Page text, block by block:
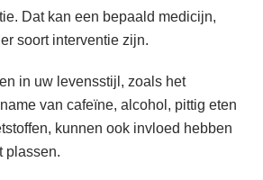
Dat kan een bepaald medicijn,
soort interventie zijn.
in uw levensstijl, zoals het
van cafeïne, alcohol, pittig eten
kunnen ook invloed hebben
plassen.